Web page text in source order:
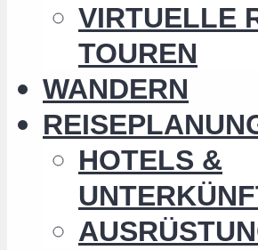
VIRTUELLE
TOUREN
WANDERN
HOTELS &